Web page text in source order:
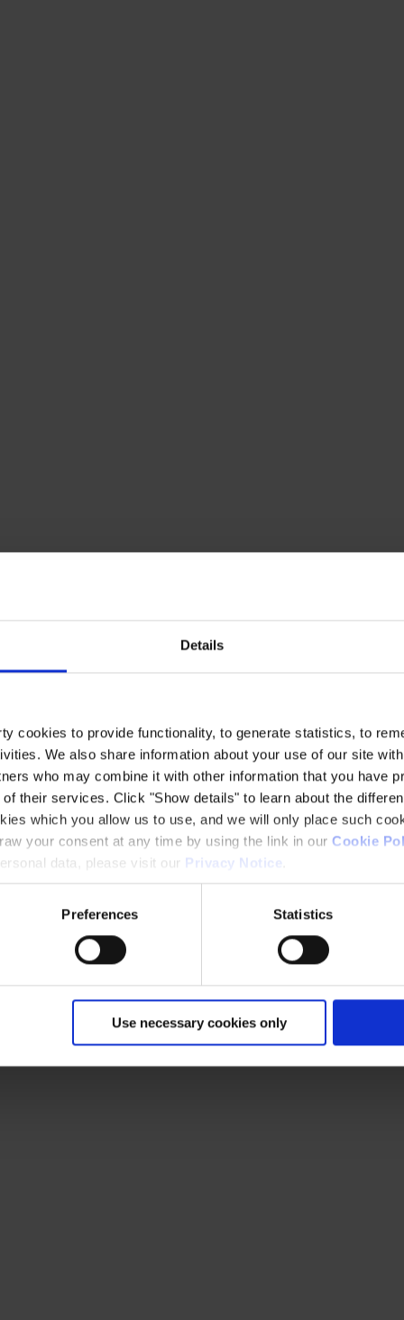
Details
cookies to provide functionality, to generate statistics, to
We also share information about your use of our site
who may combine it with other information that you have
their services. Click "Show details" to learn about the
which you allow us to use, and we will only place such
your consent at any time by using the link in our Cookie
data, please visit our Privacy Notice
Preferences Statistics
Use necessary cookies only